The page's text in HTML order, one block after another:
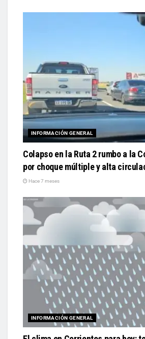
INFORMACIÓN GENERAL
Colapso en la Ruta 2 rumbo a la
por choque múltiple y alta
Hace 7 meses
INFORMACIÓN GENERAL